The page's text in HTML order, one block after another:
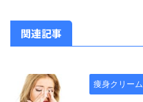
関連記事
痩身クリーム